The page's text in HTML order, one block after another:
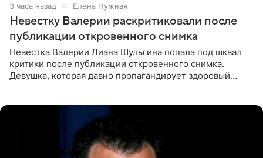
3 часа назад Елена Нужная
Невестку Валерии раскритиковали после
публикации откровенного снимка
Невестка Валерии Лиана Шульгина попала под шквал
критики после публикации откровенного снимка.
Девушка, которая давно пропагандирует здоровый